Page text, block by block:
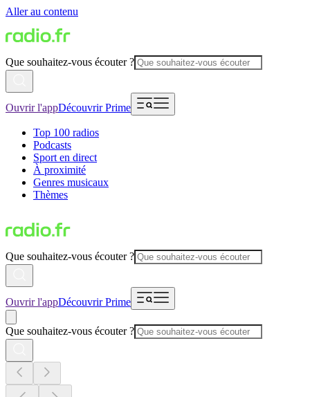
Aller au contenu
Que souhaitez-vous écouter ?
Ouvrir l'appDécouvrir Prime
Top 100 radios
Podcasts
Sport en direct
À proximité
Genres musicaux
Thèmes
Que souhaitez-vous écouter ?
Ouvrir l'appDécouvrir Prime
Que souhaitez-vous écouter ?